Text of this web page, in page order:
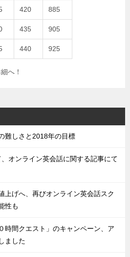
420 885
435 905
440 925
へ！
難しさと2018年の目標
オンライン英会話に関する記事にて
上げへ、再びオンライン英会話スク
性も
時間クエスト」のキャンペーン、ア
ました